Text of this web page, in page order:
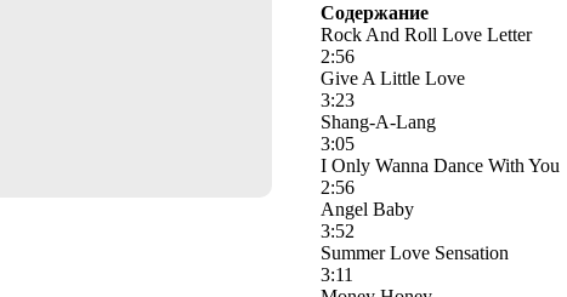
Содержание
Rock And Roll Love Letter
2:56
Give A Little Love
3:23
Shang-A-Lang
3:05
I Only Wanna Dance With You
2:56
Angel Baby
3:52
Summer Love Sensation
3:11